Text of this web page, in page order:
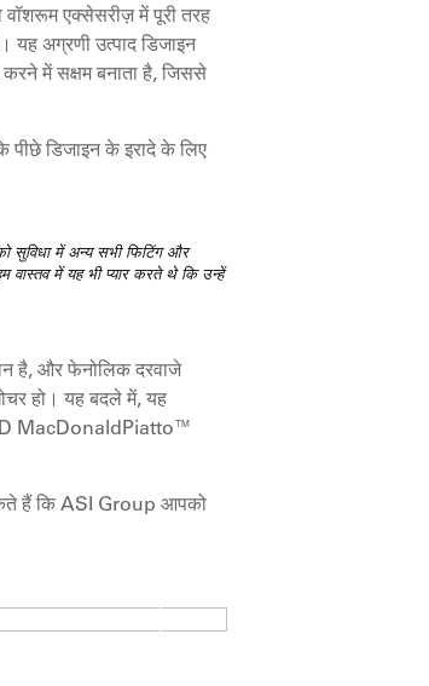
एक्सेसरीज़ में पूरी तरह
अग्रणी उत्पाद डिजाइन
में सक्षम बनाता है, जिससे
पीछे डिजाइन के इरादे के लिए
सुविधा में अन्य सभी फिटिंग और
वास्तव में यह भी प्यार करते थे कि उन्हें
है, और फेनोलिक दरवाजे
हो। यह बदले में, यह
JD MacDonaldPiatto™
हैं कि ASI Group आपको